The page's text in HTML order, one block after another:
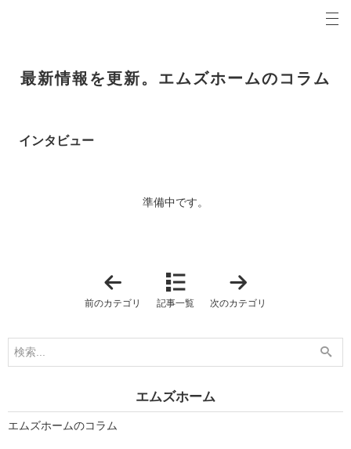
インタビュー
最新情報を更新。エムズホームのコラム
準備中です。
報
前のカテゴリ 記事一覧
事
次のカテゴリ
エムズホーム
エムズホームのコラム